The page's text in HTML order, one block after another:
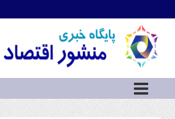
اطلاعات
تماس
ما
درباره
ما